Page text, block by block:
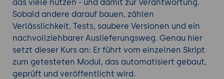
das viele nutzen - und damit zur Verantwortung.
Sobald andere darauf bauen, zählen
Verlässlichkeit, Tests, saubere Versionen und ein
nachvollziehbarer Auslieferungsweg. Genau hier
setzt dieser Kurs an: Er führt vom einzelnen Skript
zum getesteten Modul, das automatisiert gebaut,
geprüft und veröffentlicht wird.